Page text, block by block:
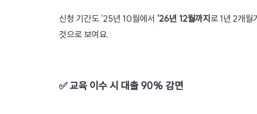
신청 기간도 ‘25년 10월에서 ‘26년 12월까지 로 1년 2개월
것으로 보여요.
✅ 교육 이수 시 대출 90% 감면